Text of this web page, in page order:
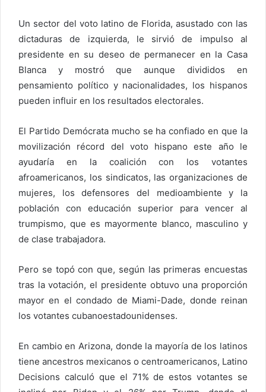
Un sector del voto latino de Florida, asustado con las
dictaduras de izquierda, le sirvió de impulso al
presidente en su deseo de permanecer en la Casa
Blanca y mostró que aunque divididos en
pensamiento político y nacionalidades, los hispanos
pueden influir en los resultados electorales.
El Partido Demócrata mucho se ha confiado en que la
movilización récord del voto hispano este año le
ayudaría en la coalición con los votantes
afroamericanos, los sindicatos, las organizaciones de
mujeres, los defensores del medioambiente y la
población con educación superior para vencer al
trumpismo, que es mayormente blanco, masculino y
de clase trabajadora.
Pero se topó con que, según las primeras encuestas
tras la votación, el presidente obtuvo una proporción
mayor en el condado de Miami-Dade, donde reinan
los votantes cubanoestadounidenses.
En cambio en Arizona, donde la mayoría de los latinos
tiene ancestros mexicanos o centroamericanos, Latino
Decisions calculó que el 71% de estos votantes se